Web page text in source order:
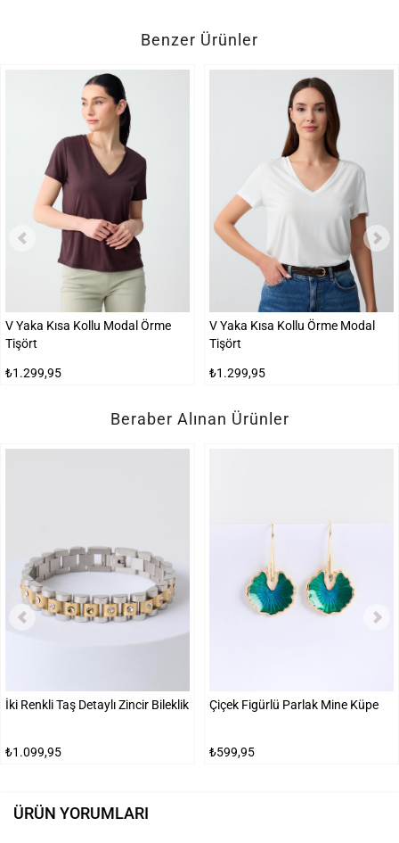
Benzer Ürünler
V Yaka Kısa Kollu Modal Örme
Tişört
₺1.299,95
V Yaka Kısa Kollu Örme Modal
Tişört
₺1.299,95
Beraber Alınan Ürünler
İki Renkli Taş Detaylı Zincir Bileklik
₺1.099,95
Çiçek Figürlü Parlak Mine Küpe
₺599,95
ÜRÜN YORUMLARI